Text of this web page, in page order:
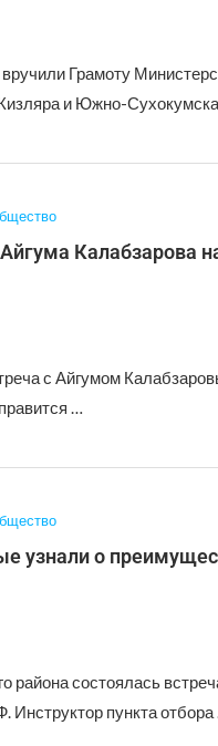
Грамоту
и Южно-
Калабзарова
с Айгумом
…
узнали о
района состоялась
Инструктор пункта отбора